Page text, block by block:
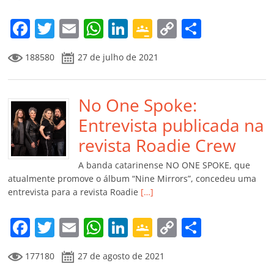
m
F
a
c
e
b
o
o
k
T
w
itt
er
E
m
ai
l
W
h
at
s
A
p
p
Li
n
k
e
dI
n
G
o
o
gl
e
Cl
a
ss
ro
o
m
C
y
Li
n
k
p
til
h
ar
188580 27 de julho de 2021
No One Spoke:
Entrevista publicada na
revista Roadie Crew
A banda catarinense NO ONE SPOKE, que
atualmente promove o álbum “Nine Mirrors”, concedeu uma
entrevista para a revista Roadie […]
F
a
c
T
w
itt
E
m
ai
W
at
Li
n
k
G
o
o
C
177180 27 de agosto de 2021